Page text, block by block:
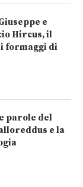
e
Hircus, il
formaggi di
parole del
e la